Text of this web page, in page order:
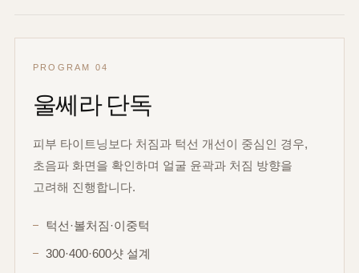
PROGRAM 04
울쎄라 단독
피부 타이트닝보다 처짐과 턱선 개선이 중심인 경우,
초음파 화면을 확인하며 얼굴 윤곽과 처짐 방향을
고려해 진행합니다.
턱선·볼처짐·이중턱
300·400·600샷 설계